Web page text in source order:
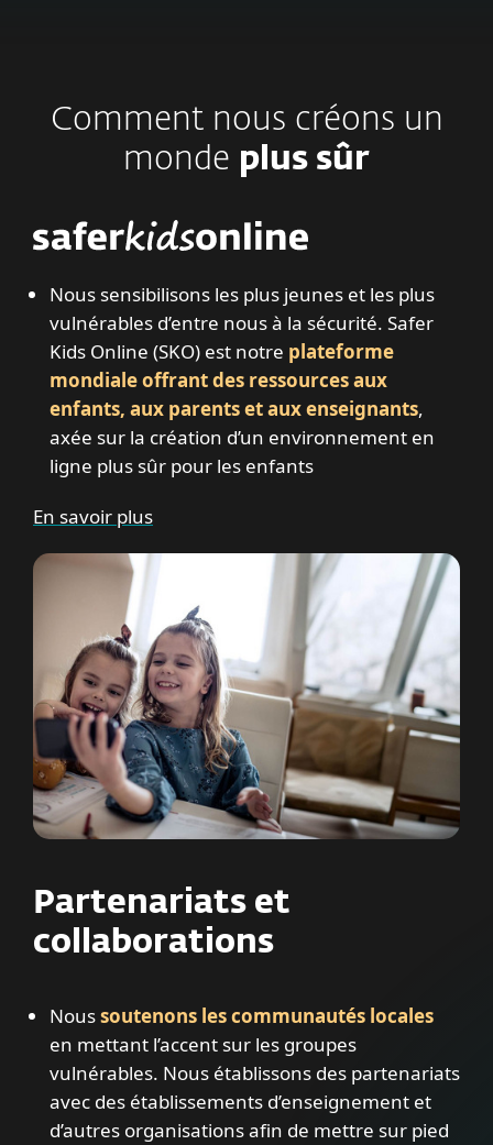
Comment nous créons un
monde plus sûr
Nous sensibilisons les plus jeunes et les plus
vulnérables d’entre nous à la sécurité. Safer
Kids Online (SKO) est notre plateforme
mondiale offrant des ressources aux
enfants, aux parents et aux enseignants,
axée sur la création d’un environnement en
ligne plus sûr pour les enfants
En savoir plus
Partenariats et
collaborations
Noussoutenons les communautés locales
en mettant l’accent sur les groupes
vulnérables. Nous établissons des partenariats
avec des établissements d’enseignement et
d’autres organisations afin de mettre sur pied